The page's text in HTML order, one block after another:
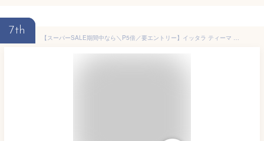
7th
【スーパーSALE期間中なら＼P5倍／要エントリー】イッタラ ティーマ ハニー プレート 26cm 366952 【耐熱 電子レンジ対応 お皿 ギフト 結婚祝い プレゼント 贈り物】